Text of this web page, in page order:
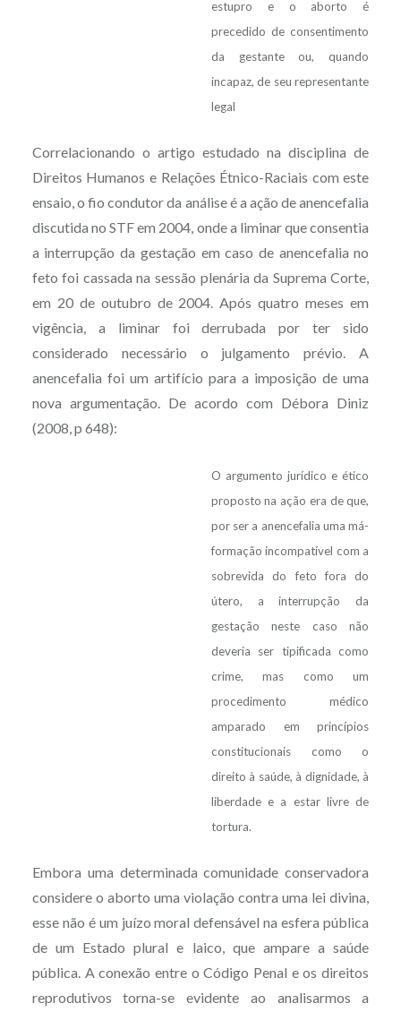
estupro e o aborto é
precedido de consentimento
da gestante ou, quando
incapaz, de seu representante
legal
Correlacionando o artigo estudado na disciplina de
Direitos Humanos e Relações Étnico-Raciais com este
ensaio, o fio condutor da análise é a ação de anencefalia
discutida no STF em 2004, onde a liminar que consentia
a interrupção da gestação em caso de anencefalia no
feto foi cassada na sessão plenária da Suprema Corte,
em 20 de outubro de 2004. Após quatro meses em
vigência, a liminar foi derrubada por ter sido
considerado necessário o julgamento prévio. A
anencefalia foi um artifício para a imposição de uma
nova argumentação. De acordo com Débora Diniz
(2008, p 648):
O argumento jurídico e ético
proposto na ação era de que,
por ser a anencefalia uma má-
formação incompatível com a
sobrevida do feto fora do
útero, a interrupção da
gestação neste caso não
deveria ser tipificada como
crime, mas como um
procedimento médico
amparado em princípios
constitucionais como o
direito à saúde, à dignidade, à
liberdade e a estar livre de
tortura.
Embora uma determinada comunidade conservadora
considere o aborto uma violação contra uma lei divina,
esse não é um juízo moral defensável na esfera pública
de um Estado plural e laico, que ampare a saúde
pública. A conexão entre o Código Penal e os direitos
reprodutivos torna-se evidente ao analisarmos a